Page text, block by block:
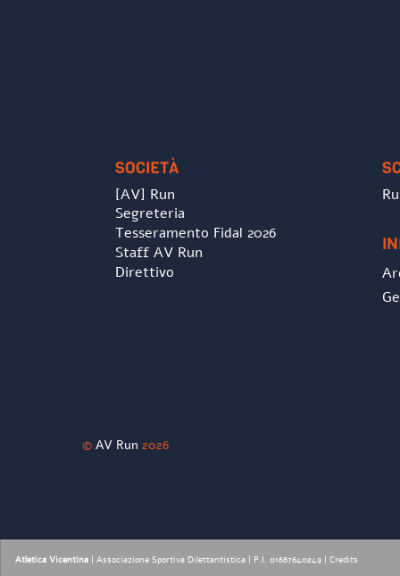
SOCIETÀ
[AV] Run
Segreteria
Tesseramento Fidal 2026
Staff AV Run
Direttivo
© AV Run 2026
Atletica Vicentina | Associazione Sportiva Dilettantistica | P.I. 01887640249 | Credits